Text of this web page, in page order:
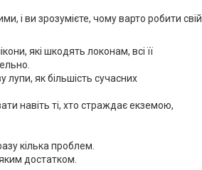
і ви зрозумієте, чому варто робити свій
які шкодять локонам, всі її
лупи, як більшість сучасних
навіть ті, хто страждає екземою,
кілька проблем.
достатком.